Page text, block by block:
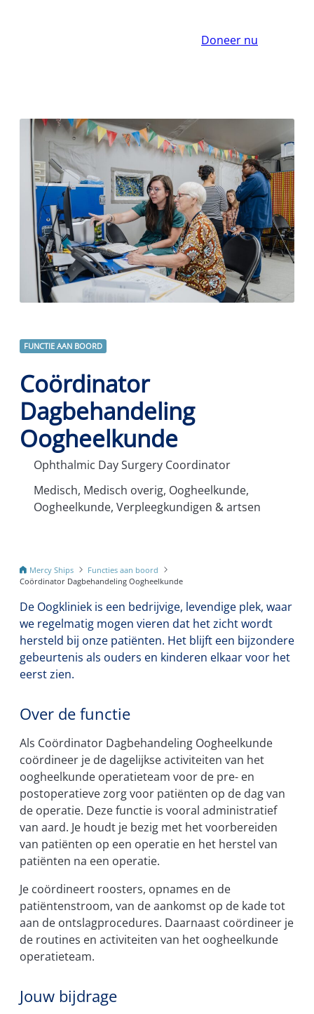
Doneer nu
FUNCTIE AAN BOORD
Coördinator
Dagbehandeling
Oogheelkunde
Ophthalmic Day Surgery Coordinator
Medisch, Medisch overig, Oogheelkunde,
Oogheelkunde, Verpleegkundigen & artsen
Mercy Ships
Functies aan boord
Coördinator Dagbehandeling Oogheelkunde
De Oogkliniek is een bedrijvige, levendige plek, waar
we regelmatig mogen vieren dat het zicht wordt
hersteld bij onze patiënten. Het blijft een bijzondere
gebeurtenis als ouders en kinderen elkaar voor het
eerst zien.
Over de functie
Als Coördinator Dagbehandeling Oogheelkunde
coördineer je de dagelijkse activiteiten van het
oogheelkunde operatieteam voor de pre- en
postoperatieve zorg voor patiënten op de dag van
de operatie. Deze functie is vooral administratief
van aard. Je houdt je bezig met het voorbereiden
van patiënten op een operatie en het herstel van
patiënten na een operatie.
Je coördineert roosters, opnames en de
patiëntenstroom, van de aankomst op de kade tot
aan de ontslagprocedures. Daarnaast coördineer je
de routines en activiteiten van het oogheelkunde
operatieteam.
Jouw bijdrage